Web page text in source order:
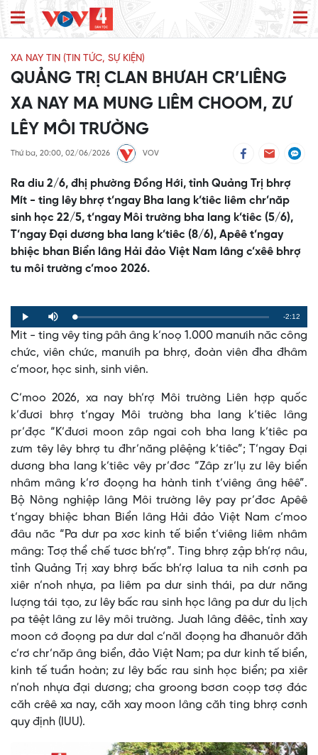
XA NAY TIN (TIN TỨC, SỰ KIỆN)
QUẢNG TRỊ CLAN BHƯAH CR’LIÊNG
XA NAY MA MUNG LIÊM CHOOM, ZƯ
LÊY MÔI TRƯỜNG
Thứ ba, 20:00, 02/06/2026 VOV
Ra diu 2/6, đhị phường Đồng Hới, tỉnh Quảng Trị bhrợ
Mít - ting lêy bhrợ t’ngay Bha lang k’tiêc liêm chr’năp
sinh học 22/5, t’ngay Môi trường bha lang k’tiêc (5/6),
T’ngay Đại dương bha lang k’tiêc (8/6), Apêê t’ngay
bhiệc bhan Biển lâng Hải đảo Việt Nam lâng c’xêê bhrợ
tu môi trường c’moo 2026.
Play Mute Loaded:
0%
Progress:
0%
Remaining
Time
-2:12
Mit - ting vêy ting pâh âng k’noọ 1.000 manưih năc công
chức, viên chức, manưih pa bhrợ, đoàn viên đha đhâm
c’moor, học sinh, sinh viên.
C’moo 2026, xa nay bh’rợ Môi trường Liên hợp quốc
k’đươi bhrợ t’ngay Môi trường bha lang k’tiêc lâng
pr’đợc “K’đươi moon zâp ngai coh bha lang k’tiêc pa
zưm têy lêy bhrợ tu đhr’năng plêệng k’tiêc”; T’ngay Đại
dương bha lang k’tiêc vêy pr’đơc “Zâp zr’lụ zư lêy biển
nhâm mâng k’rơ đoọng ha hành tinh t’viêng âng hêê”.
Bộ Nông nghiệp lâng Môi trường lêy pay pr’đơc Apêê
t’ngay bhiệc bhan Biển lâng Hải đảo Việt Nam c’moo
đâu năc “Pa dưr pa xơc kinh tế biển t’viêng liêm nhâm
mâng: Tơợ thể chế tươc bh’rợ”. Ting bhrợ zập bh’rợ nâu,
tỉnh Quảng Trị xay bhrợ bấc bh’rợ lalua ta nih cơnh pa
xiêr n’noh nhựa, pa liêm pa dưr sinh thái, pa dưr năng
lượng tái tạo, zư lêy bấc rau sinh học lâng pa dưr du lịch
pa têệt lâng zư lêy môi trường. Jưah lâng đêêc, tỉnh xay
moon cớ đoọng pa dưr dal c’năl đoọng ha đhanuôr đăh
c’rơ chr’năp âng biển, đảo Việt Nam; pa dưr kinh tế biển,
kinh tế tuần hoàn; zư lêy bấc rau sinh học biển; pa xiêr
n’noh nhựa đại dương; cha groong bơơn coọp tơợ đác
căh crêê xa nay, căh xay moon lâng căh ting bhrợ cơnh
quy định (IUU).